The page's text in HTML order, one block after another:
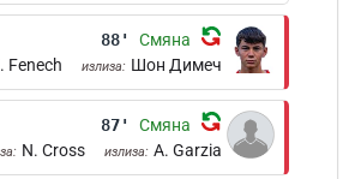
88' Смяна
Fenech излиза: Шон Димеч
87' Смяна
N. Cross излиза: A. Garzia